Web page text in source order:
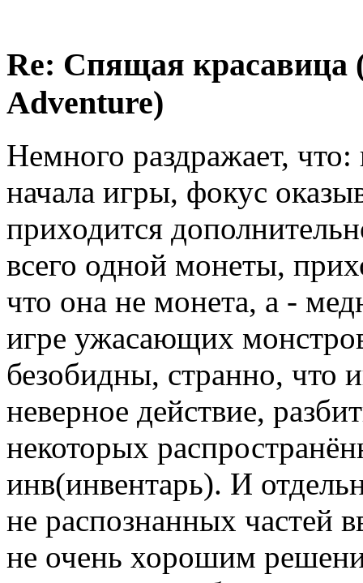
Re: Спящая красавица
Adventure)
Немного раздражает,
начала игры, фокус
приходится
всего одной монеты,
что она не монета, а -
игре ужасающих
безобидны, странно, что
неверное действие,
некоторых
инв(инвентарь). И
не распознанных частей
не очень хорошим